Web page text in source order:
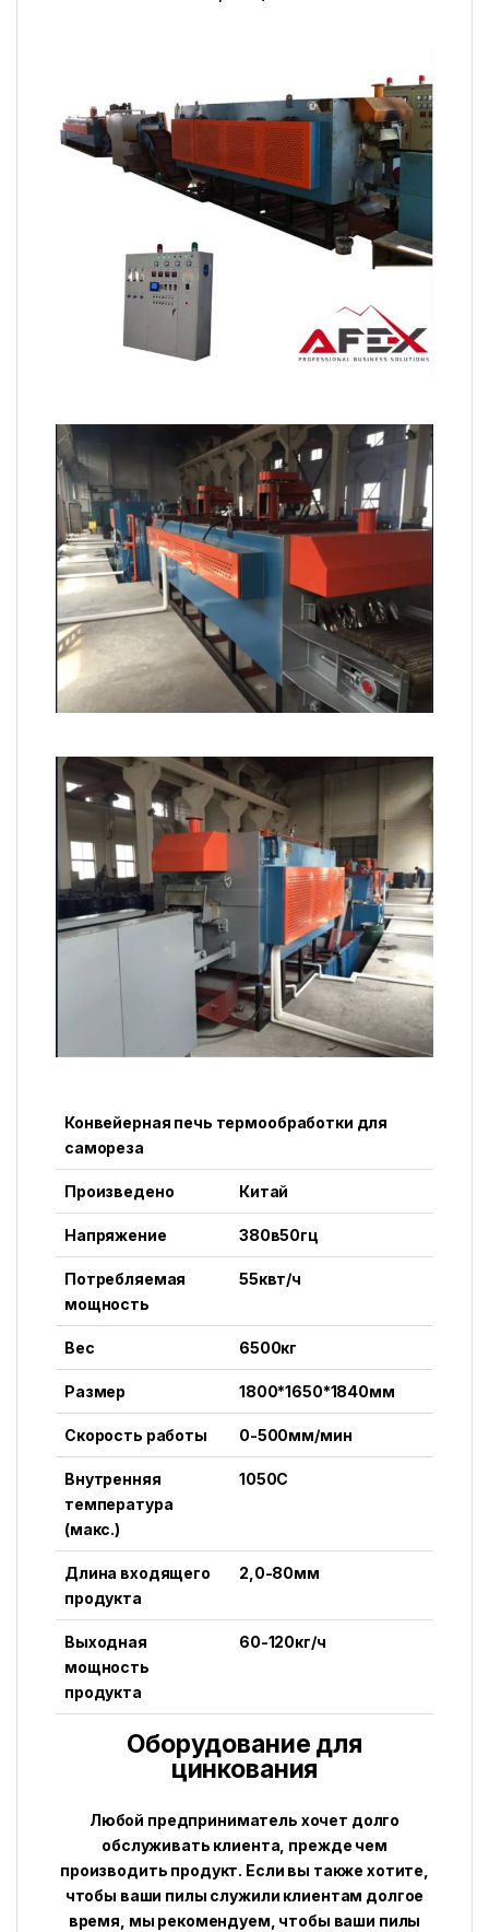
Конвейерная печь термообработки для
самореза
Произведено Китай
Напряжение 380в50гц
Потребляемая
мощность
55квт/ч
Вес 6500кг
Размер 1800*1650*1840мм
Скорость работы 0-500мм/мин
Внутренняя
температура
(макс.)
1050C
Длина входящего
продукта
2,0-80мм
Выходная
мощность
продукта
60-120кг/ч
Оборудование для
цинкования
Любой предприниматель хочет долго
обслуживать клиента, прежде чем
производить продукт. Если вы также хотите,
чтобы ваши пилы служили клиентам долгое
время, мы рекомендуем, чтобы ваши пилы